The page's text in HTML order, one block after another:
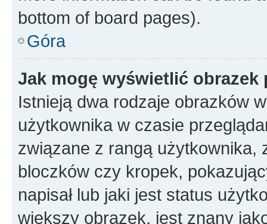
bottom of board pages).
Góra
Jak mogę wyświetlić
Istnieją dwa rodzaje obrazków
użytkownika w czasie
związane z rangą użytkownika,
bloczków czy kropek,
napisał lub jaki jest status
większy obrazek, jest znany